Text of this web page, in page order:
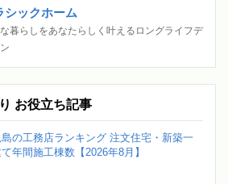
シックホーム
暮らしをあなたらしく叶えるロングライフデ
お役立ち記事
島の工務店ランキング 注文住宅・新築一
て年間施工棟数【2026年8月】